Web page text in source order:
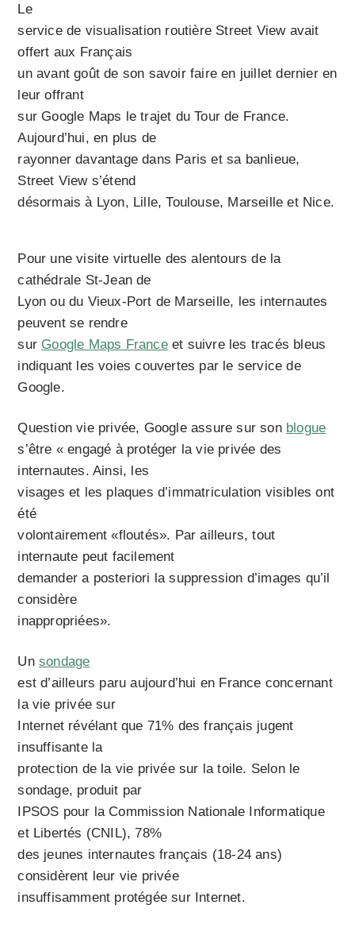
Le
service de visualisation routière Street View avait
offert aux Français
un avant goût de son savoir faire en juillet dernier en
leur offrant
sur Google Maps le trajet du Tour de France.
Aujourd’hui, en plus de
rayonner davantage dans Paris et sa banlieue,
Street View s’étend
désormais à Lyon, Lille, Toulouse, Marseille et Nice.
Pour une visite virtuelle des alentours de la
cathédrale St-Jean de
Lyon ou du Vieux-Port de Marseille, les internautes
peuvent se rendre
sur Google Maps Franceet suivre les tracés bleus
indiquant les voies couvertes par le service de
Google.
Question vie privée, Google assure sur son blogue
s’être « engagé à protéger la vie privée des
internautes. Ainsi, les
visages et les plaques d’immatriculation visibles ont
été
volontairement «floutés». Par ailleurs, tout
internaute peut facilement
demander a posteriori la suppression d’images qu’il
considère
inappropriées».
Unsondage
est d’ailleurs paru aujourd’hui en France concernant
la vie privée sur
Internet révélant que 71% des français jugent
insuffisante la
protection de la vie privée sur la toile. Selon le
sondage, produit par
IPSOS pour la Commission Nationale Informatique
et Libertés (CNIL), 78%
des jeunes internautes français (18-24 ans)
considèrent leur vie privée
insuffisamment protégée sur Internet.